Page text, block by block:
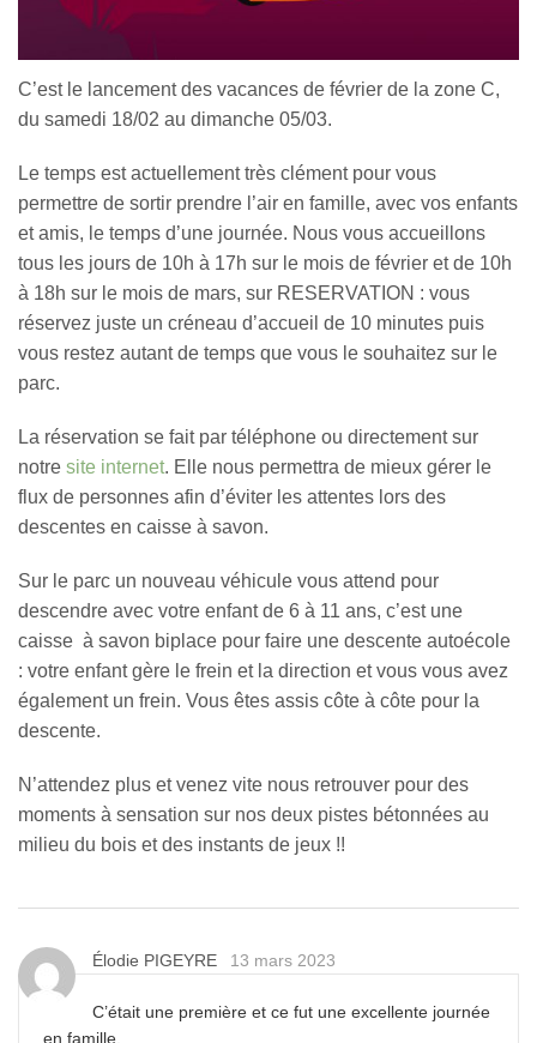
C’est le lancement des vacances de février de la zone C,
du samedi 18/02 au dimanche 05/03.
Le temps est actuellement très clément pour vous
permettre de sortir prendre l’air en famille, avec vos enfants
et amis, le temps d’une journée. Nous vous accueillons
tous les jours de 10h à 17h sur le mois de février et de 10h
à 18h sur le mois de mars, sur RESERVATION : vous
réservez juste un créneau d’accueil de 10 minutes puis
vous restez autant de temps que vous le souhaitez sur le
parc.
La réservation se fait par téléphone ou directement sur
notre site internet. Elle nous permettra de mieux gérer le
flux de personnes afin d’éviter les attentes lors des
descentes en caisse à savon.
Sur le parc un nouveau véhicule vous attend pour
descendre avec votre enfant de 6 à 11 ans, c’est une
caisse à savon biplace pour faire une descente autoécole
: votre enfant gère le frein et la direction et vous vous avez
également un frein. Vous êtes assis côte à côte pour la
descente.
N’attendez plus et venez vite nous retrouver pour des
moments à sensation sur nos deux pistes bétonnées au
milieu du bois et des instants de jeux !!
Élodie PIGEYRE 13 mars 2023
C’était une première et ce fut une excellente journée
en famille.